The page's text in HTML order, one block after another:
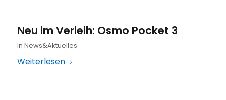
Neu im Verleih: Osmo Pocket 3
in News&Aktuelles
Weiterlesen